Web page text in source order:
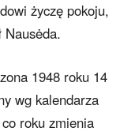
życzę pokoju,
1948 roku 14
wg kalendarza
roku zmienia